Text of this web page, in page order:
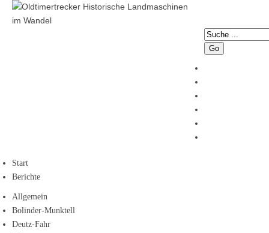
Go
Start
Berichte
Allgemein
Bolinder-Munktell
Deutz-Fahr